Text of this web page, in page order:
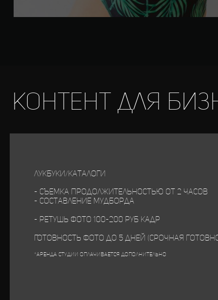
Контент для
лукбуки/каталоги
- Съемка продолжительностью от 2 часов
- составление
- ретушь фото 100-200
Готовность фото до 5 дней (срочная
*аренда студии оплачивается дополнительно